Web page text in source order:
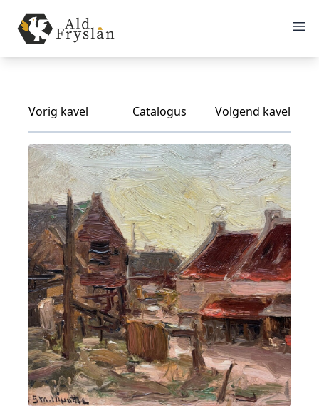
Vorig kavel Catalogus Volgend kavel